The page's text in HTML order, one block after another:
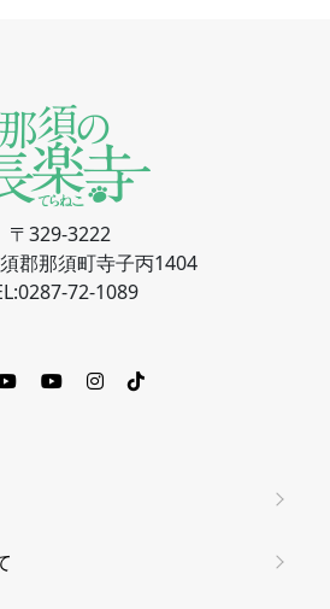
〒329-3222
郡那須町寺子丙1404
72-1089